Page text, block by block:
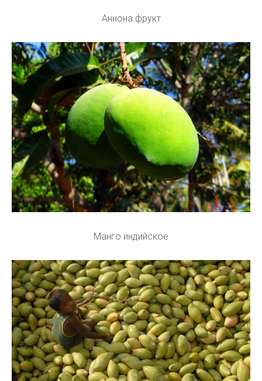
Аннона фрукт
Манго индийское